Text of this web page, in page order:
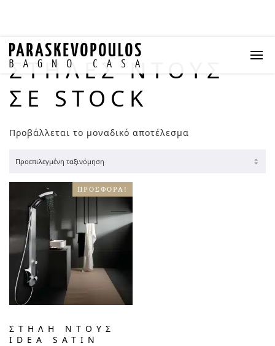
ΣΤΗΛΕΣ ΝΤΟΥΣ
ΣΕ STOCK
Προβάλλεται το μοναδικό αποτέλεσμα
ΠΡΟΣΦΟΡΆ!
ΣΤΗΛΗ ΝΤΟΥΣ
IDEA SATIN